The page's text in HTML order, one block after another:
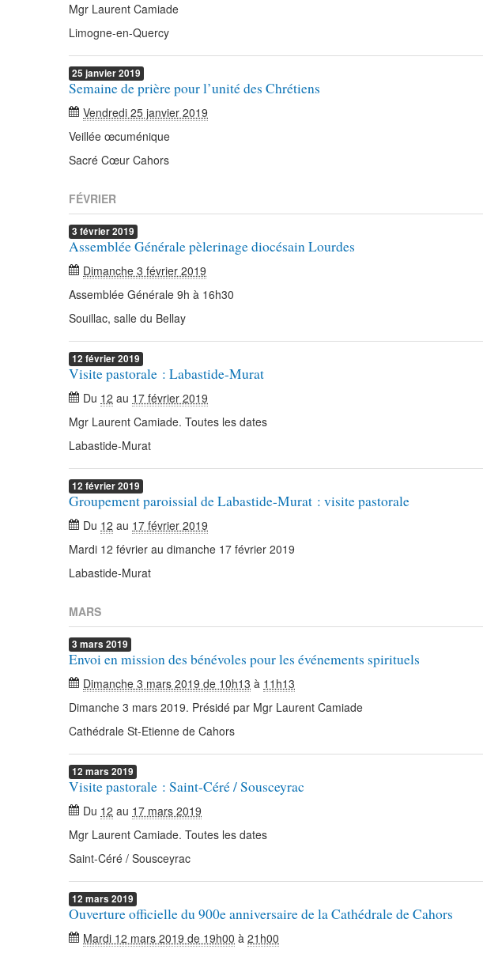
Mgr Laurent Camiade
Limogne-en-Quercy
25 janvier2019
Semaine de prière pour l’unité des Chrétiens
Vendredi 25 janvier 2019
Veillée œcuménique
Sacré Cœur Cahors
FÉVRIER
3 février2019
Assemblée Générale pèlerinage diocésain Lourdes
Dimanche 3 février 2019
Assemblée Générale 9h à 16h30
Souillac, salle du Bellay
12 février2019
Visite pastorale : Labastide-Murat
Du 12 au 17 février 2019
Mgr Laurent Camiade. Toutes les dates
Labastide-Murat
12 février2019
Groupement paroissial de Labastide-Murat : visite pastorale
Du 12 au 17 février 2019
Mardi 12 février au dimanche 17 février 2019
Labastide-Murat
MARS
3 mars 2019
Envoi en mission des bénévoles pour les événements spirituels
Dimanche 3 mars 2019 de 10h13 à 11h13
Dimanche 3 mars 2019. Présidé par Mgr Laurent Camiade
Cathédrale St-Etienne de Cahors
12 mars 2019
Visite pastorale : Saint-Céré / Sousceyrac
Du 12 au 17 mars 2019
Mgr Laurent Camiade. Toutes les dates
Saint-Céré / Sousceyrac
12 mars 2019
Ouverture officielle du 900e anniversaire de la Cathédrale de Cahors
Mardi 12 mars 2019 de 19h00 à 21h00